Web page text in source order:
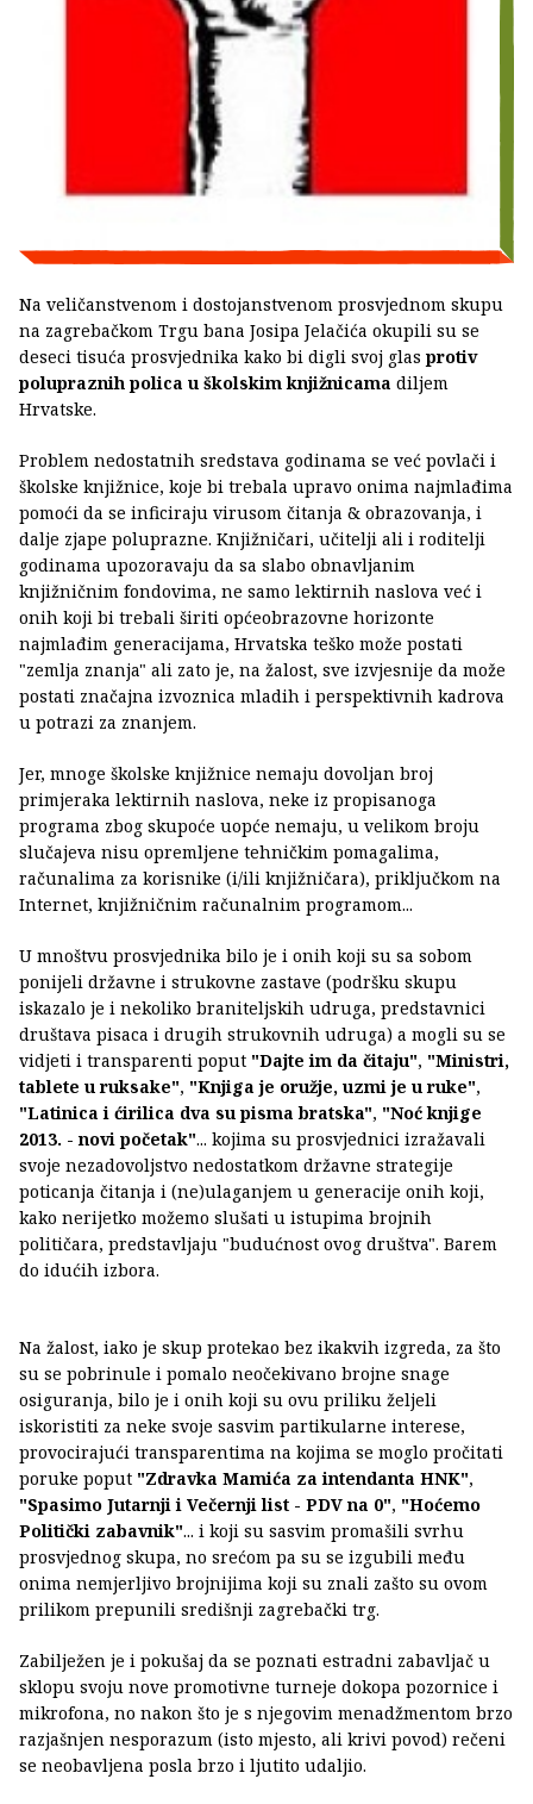
Na veličanstvenom i dostojanstvenom prosvjednom skupu
na zagrebačkom Trgu bana Josipa Jelačića okupili su se
deseci tisuća prosvjednika kako bi digli svoj glas protiv
polupraznih polica u školskim knjižnicama diljem
Hrvatske.
Problem nedostatnih sredstava godinama se već povlači i
školske knjižnice, koje bi trebala upravo onima najmlađima
pomoći da se inficiraju virusom čitanja & obrazovanja, i
dalje zjape poluprazne. Knjižničari, učitelji ali i roditelji
godinama upozoravaju da sa slabo obnavljanim
knjižničnim fondovima, ne samo lektirnih naslova već i
onih koji bi trebali širiti općeobrazovne horizonte
najmlađim generacijama, Hrvatska teško može postati
"zemlja znanja" ali zato je, na žalost, sve izvjesnije da može
postati značajna izvoznica mladih i perspektivnih kadrova
u potrazi za znanjem.
Jer, mnoge školske knjižnice nemaju dovoljan broj
primjeraka lektirnih naslova, neke iz propisanoga
programa zbog skupoće uopće nemaju, u velikom broju
slučajeva nisu opremljene tehničkim pomagalima,
računalima za korisnike (i/ili knjižničara), priključkom na
Internet, knjižničnim računalnim programom...
U mnoštvu prosvjednika bilo je i onih koji su sa sobom
ponijeli državne i strukovne zastave (podršku skupu
iskazalo je i nekoliko braniteljskih udruga, predstavnici
društava pisaca i drugih strukovnih udruga) a mogli su se
vidjeti i transparenti poput "Dajte im da čitaju", "Ministri,
tablete u ruksake", "Knjiga je oružje, uzmi je u ruke",
"Latinica i ćirilica dva su pisma bratska", "Noć knjige
2013. - novi početak"... kojima su prosvjednici izražavali
svoje nezadovoljstvo nedostatkom državne strategije
poticanja čitanja i (ne)ulaganjem u generacije onih koji,
kako nerijetko možemo slušati u istupima brojnih
političara, predstavljaju "budućnost ovog društva". Barem
do idućih izbora.
Na žalost, iako je skup protekao bez ikakvih izgreda, za što
su se pobrinule i pomalo neočekivano brojne snage
osiguranja, bilo je i onih koji su ovu priliku željeli
iskoristiti za neke svoje sasvim partikularne interese,
provocirajući transparentima na kojima se moglo pročitati
poruke poput "Zdravka Mamića za intendanta HNK",
"Spasimo Jutarnji i Večernji list - PDV na 0", "Hoćemo
Politički zabavnik"... i koji su sasvim promašili svrhu
prosvjednog skupa, no srećom pa su se izgubili među
onima nemjerljivo brojnijima koji su znali zašto su ovom
prilikom prepunili središnji zagrebački trg.
Zabilježen je i pokušaj da se poznati estradni zabavljač u
sklopu svoju nove promotivne turneje dokopa pozornice i
mikrofona, no nakon što je s njegovim menadžmentom brzo
razjašnjen nesporazum (isto mjesto, ali krivi povod) rečeni
se neobavljena posla brzo i ljutito udaljio.